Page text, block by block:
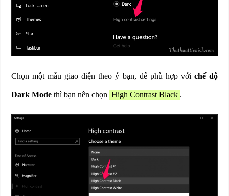
Chọn một mẫu giao diện theo ý bạn, để phù hợp với chế độ
Dark Mode thì bạn nên chọn High Contrast Black .